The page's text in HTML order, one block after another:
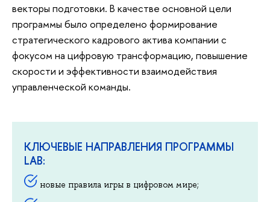
векторы подготовки. В качестве основной цели
программы было определено формирование
стратегического кадрового актива компании с
фокусом на цифровую трансформацию, повышение
скорости и эффективности взаимодействия
управленческой команды.
КЛЮЧЕВЫЕ НАПРАВЛЕНИЯ ПРОГРАММЫ
LAB:
новые правила игры в цифровом мире;